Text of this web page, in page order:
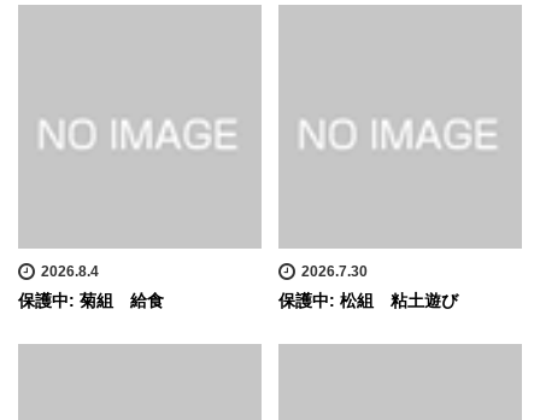
2026.8.4
保護中: 菊組 給食
2026.7.30
保護中: 松組 粘土遊び